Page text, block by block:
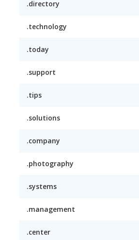
.directory
.technology
.today
.support
.tips
.solutions
.company
.photography
.systems
.management
.center